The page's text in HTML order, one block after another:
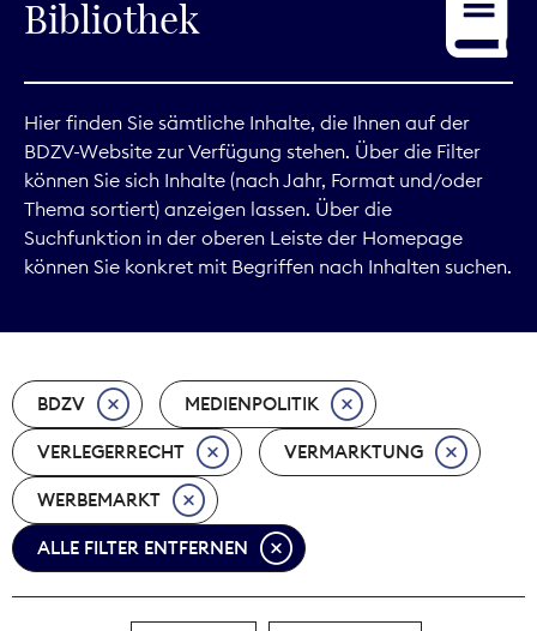
Service
Digitales
Kommunikation
Marktdaten
Nachhaltigkeit
Nachwuchs
Nova Award
Bibliothek
Hier finden Sie sämtliche Inhalte, die Ihnen auf der
BDZV-Website zur Verfügung stehen. Über die Filter
können Sie sich Inhalte (nach Jahr, Format und/oder
Thema sortiert) anzeigen lassen. Über die
Suchfunktion in der oberen Leiste der Homepage
können Sie konkret mit Begriffen nach Inhalten suchen.
BDZV MEDIENPOLITIK
VERLEGERRECHT VERMARKTUNG
WERBEMARKT
ALLE FILTER ENTFERNEN